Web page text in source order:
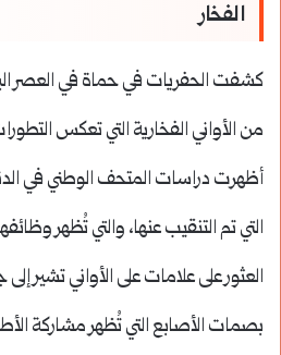
الفخار
كشفت الحفريات في حماة في العصر
من الأواني الفخارية التي تعكس
أظهرت دراسات المتحف الوطني في
التي تم التنقيب عنها، والتي تُظهر
العثور على علامات على الأواني تشير
بصمات الأصابع التي تُظهر مشاركة